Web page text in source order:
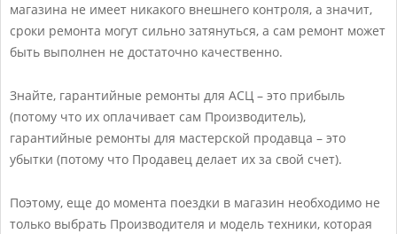
магазина не имеет никакого внешнего контроля, а значит,
сроки ремонта могут сильно затянуться, а сам ремонт может
быть выполнен не достаточно качественно.
Знайте, гарантийные ремонты для АСЦ – это прибыль
(потому что их оплачивает сам Производитель),
гарантийные ремонты для мастерской продавца – это
убытки (потому что Продавец делает их за свой счет).
Поэтому, еще до момента поездки в магазин необходимо не
только выбрать Производителя и модель техники, которая